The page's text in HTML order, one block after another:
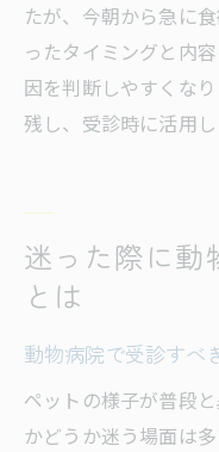
たが、今朝から急に
ったタイミングと内
因を判断しやすくな
残し、受診時に活用し
迷った際に動
とは
動物病院で受診すべ
ペットの様子が普段
かどうか迷う場面は